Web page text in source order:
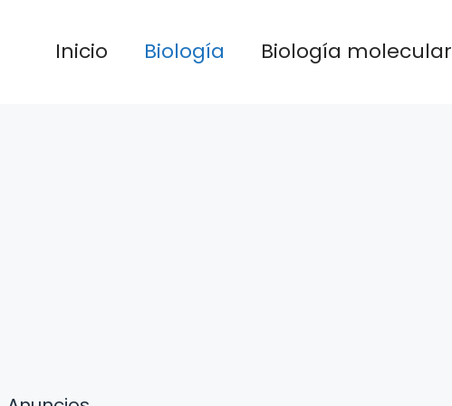
Inicio Biología Biología molecular